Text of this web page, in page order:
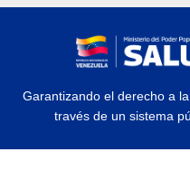
Garantizando el derecho a
través de un sistema